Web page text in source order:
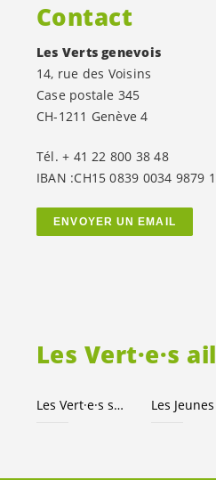
Les Vert·e·s
Les Vert·e·s suisses Les Jeunes
Contact
Les Verts genevois
14, rue des Voisins
Case postale 345
CH-1211 Genève 4
Tél. + 41 22 800 38 48
IBAN :CH15 0839 0034 9879
ENVOYER UN EMAIL